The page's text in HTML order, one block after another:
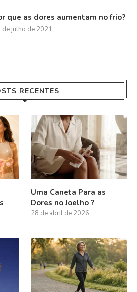
que as dores aumentam no frio?
de julho de 2021
RECENTES
Uma Caneta Para as
Dores no Joelho ?
28 de abril de 2026